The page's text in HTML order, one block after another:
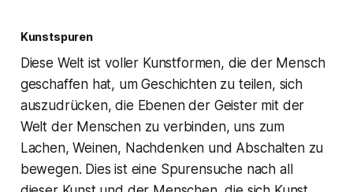
Kunstspuren
Diese Welt ist voller Kunstformen, die der Mensch
geschaffen hat, um Geschichten zu teilen, sich
auszudrücken, die Ebenen der Geister mit der
Welt der Menschen zu verbinden, uns zum
Lachen, Weinen, Nachdenken und Abschalten zu
bewegen. Dies ist eine Spurensuche nach all